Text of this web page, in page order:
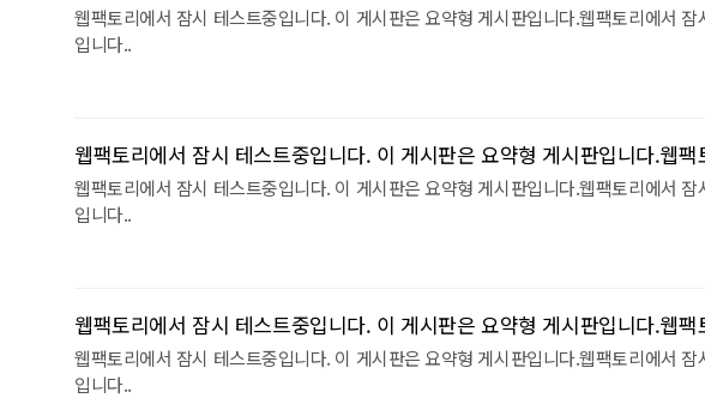
웹팩토리에서 잠시 테스트중입니다. 이 게시판은 요약형 게시판입니다.웹팩토리에서
입니다..
웹팩토리에서 잠시 테스트중입니다. 이 게시판은 요약형 게시판입니다.웹
웹팩토리에서 잠시 테스트중입니다. 이 게시판은 요약형 게시판입니다.웹팩토리에서
입니다..
웹팩토리에서 잠시 테스트중입니다. 이 게시판은 요약형 게시판입니다.웹
웹팩토리에서 잠시 테스트중입니다. 이 게시판은 요약형 게시판입니다.웹팩토리에서
입니다..